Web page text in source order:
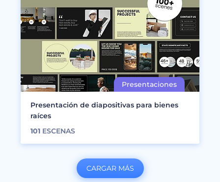
Presentación de diapositivas para bienes
raíces
101 ESCENAS
CARGAR MÁS